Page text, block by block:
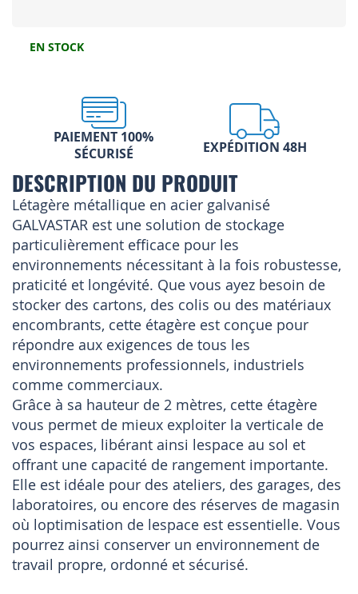
EN STOCK
PAIEMENT 100%
SÉCURISÉ
EXPÉDITION 48H
DESCRIPTION DU PRODUIT
Létagère métallique en acier galvanisé
GALVASTAR est une solution de stockage
particulièrement efficace pour les
environnements nécessitant à la fois robustesse,
praticité et longévité. Que vous ayez besoin de
stocker des cartons, des colis ou des matériaux
encombrants, cette étagère est conçue pour
répondre aux exigences de tous les
environnements professionnels, industriels
comme commerciaux.
Grâce à sa hauteur de 2 mètres, cette étagère
vous permet de mieux exploiter la verticale de
vos espaces, libérant ainsi lespace au sol et
offrant une capacité de rangement importante.
Elle est idéale pour des ateliers, des garages, des
laboratoires, ou encore des réserves de magasin
où loptimisation de lespace est essentielle. Vous
pourrez ainsi conserver un environnement de
travail propre, ordonné et sécurisé.